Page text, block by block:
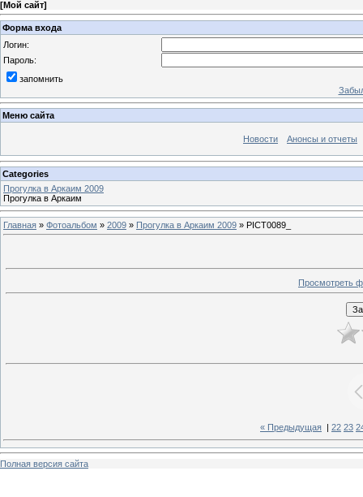
[Мой сайт]
Форма входа
Логин:
Пароль:
запомнить
Меню сайта
Новости Анонсы и отчеты
Categories
Прогулка в Аркаим 2009
Прогулка в Аркаим
Главная » Фотоальбом » 2009 » Прогулка в Аркаим 2009 » PICT0089_
Просмотреть
« Предыдущая 22 23
Полная версия сайта